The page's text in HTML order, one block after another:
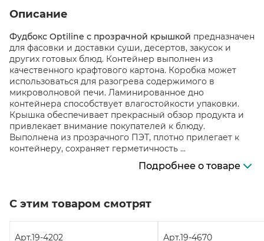
Описание
Фудбокс Optiline с прозрачной крышкой предназначен
для фасовки и доставки суши, десертов, закусок и
других готовых блюд. Контейнер выполнен из
качественного крафтового картона. Коробка может
использоваться для разогрева содержимого в
микроволновой печи. Ламинированное дно
контейнера способствует влагостойкости упаковки.
Крышка обеспечивает прекрасный обзор продукта и
привлекает внимание покупателей к блюду.
Выполнена из прозрачного ПЭТ, плотно прилегает к
контейнеру, сохраняет герметичность ...
Подробнее о товаре
С этим товаром смотрят
Арт.19-4202 Арт.19-4670